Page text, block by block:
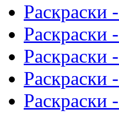
Раскраски
Раскраски
Раскраски
Раскраски
Раскраски